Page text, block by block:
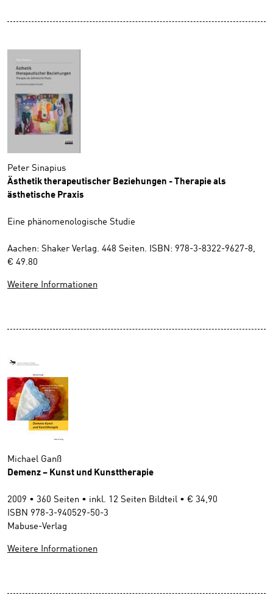
Peter Sinapius
Ästhetik therapeutischer Beziehungen - Therapie als
ästhetische Praxis
Eine phänomenologische Studie
Aachen: Shaker Verlag. 448 Seiten. ISBN: 978-3-8322-9627-8,
€ 49.80
Weitere Informationen
Michael Ganß
Demenz – Kunst und Kunsttherapie
2009 • 360 Seiten • inkl. 12 Seiten Bildteil • € 34,90
ISBN 978-3-940529-50-3
Mabuse-Verlag
Weitere Informationen